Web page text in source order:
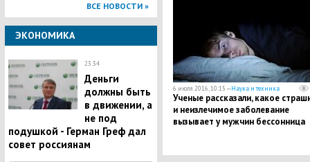
ВСЕ НОВОСТИ »
ЭКОНОМИКА
23:34
Деньги
должны быть
в движении, а
не под
подушкой - Герман Греф дал
совет россиянам
6 июля 2016, 10:15 —Наука и техника
Ученые рассказали, какое
и неизлечимое заболевание
вызывает у мужчин бессонница